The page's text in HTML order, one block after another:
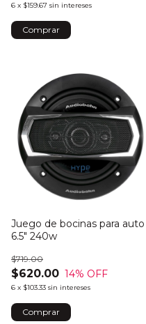
6 x $159.67 sin intereses
Juego de bocinas para auto
6.5" 240w
$620.00
$719.00
14% OFF
6 x $103.33 sin intereses